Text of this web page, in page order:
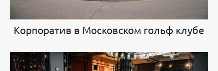
Корпоратив в Московском гольф клубе